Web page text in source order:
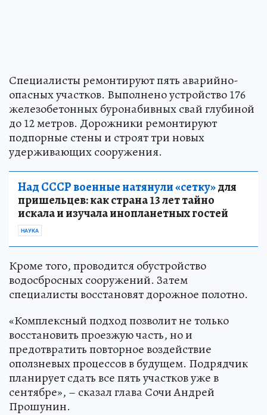
Специалисты ремонтируют пять аварийно-
опасных участков. Выполнено устройство 176
железобетонных буронабивных свай глубиной
до 12 метров. Дорожники ремонтируют
подпорные стены и строят три новых
удерживающих сооружения.
Над СССР военные натянули «сетку»для
пришельцев: как страна 13 лет тайно
искала и изучала инопланетных гостей
НАУКА
Кроме того, проводится обустройство
водосбросных сооружений. Затем
специалисты восстановят дорожное полотно.
«Комплексный подход позволит не только
восстановить проезжую часть, но и
предотвратить повторное воздействие
оползневых процессов в будущем. Подрядчик
планирует сдать все пять участков уже в
сентябре», – сказал глава Сочи Андрей
Прошунин.